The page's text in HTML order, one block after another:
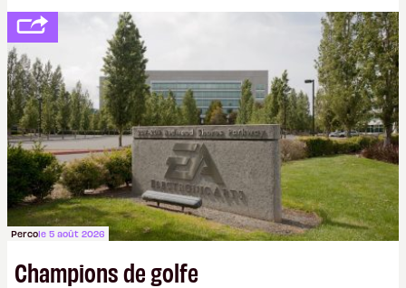
peine 2 000 dollars en poche. C'est toujours plus
cher payé que le temps passé à dev, mais ça
apprendra aux petits malins qu'on ne braque pas
Gabe Newell aussi facilement.P.
Percole 5 août 2026
Champions de golfe